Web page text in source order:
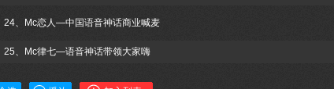
24、Mc恋人—中国语音神话商业喊麦
25、Mc律七—语音神话带领大家嗨